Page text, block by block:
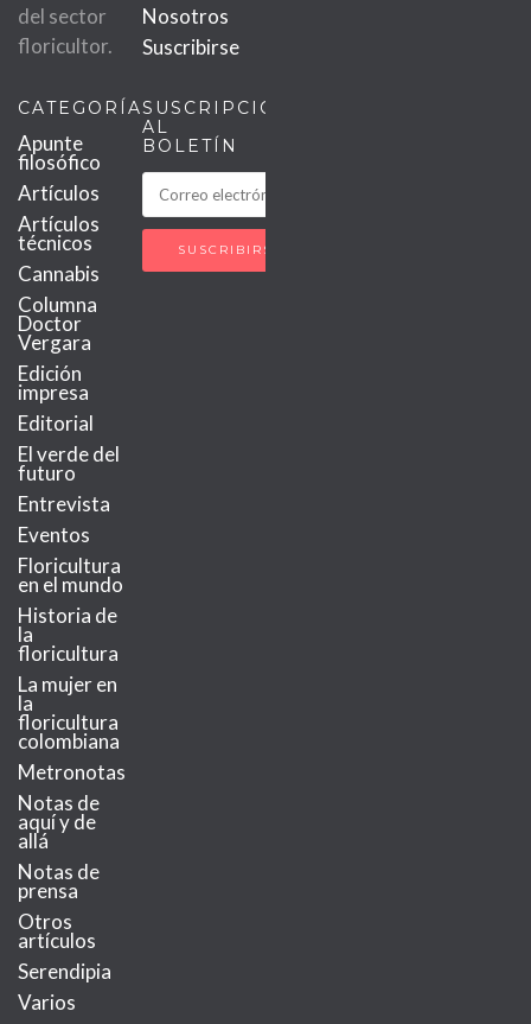
del sector
floricultor.
Nosotros
Suscribirse
CATEGORÍAS
Apunte
filosófico
Artículos
Artículos
técnicos
Cannabis
Columna
Doctor
Vergara
Edición
impresa
Editorial
El verde del
futuro
Entrevista
Eventos
Floricultura
en el mundo
Historia de
la
floricultura
La mujer en
la
floricultura
colombiana
Metronotas
Notas de
aquí y de
allá
Notas de
prensa
Otros
artículos
Serendipia
Varios
SUSCRIPCIÓN
AL
BOLETÍN